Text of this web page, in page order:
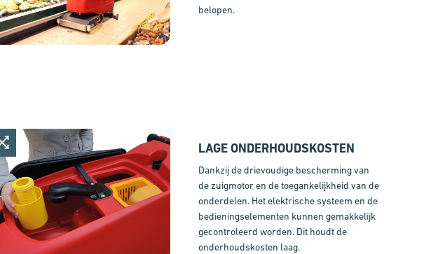
belopen.
LAGE ONDERHOUDSKOSTEN
Dankzij de drievoudige bescherming van
de zuigmotor en de toegankelijkheid van de
onderdelen. Het elektrische systeem en de
bedieningselementen kunnen gemakkelijk
gecontroleerd worden. Dit houdt de
onderhoudskosten laag.